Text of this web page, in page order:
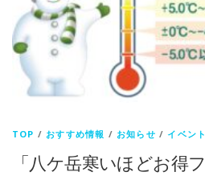
TOP /おすすめ情報 /お知らせ /イベント
「八ケ岳寒いほどお得